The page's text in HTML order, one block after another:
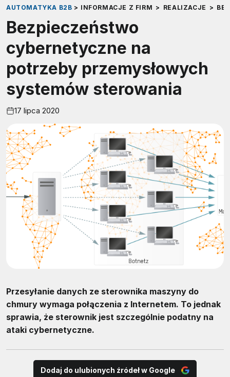
AUTOMATYKA B2B > INFORMACJE Z FIRM > REALIZACJE >
Bezpieczeństwo
cybernetyczne na
potrzeby przemysłowych
systemów sterowania
17 lipca 2020
Przesyłanie danych ze sterownika maszyny do
chmury wymaga połączenia z Internetem. To jednak
sprawia, że sterownik jest szczególnie podatny na
ataki cybernetyczne.
Dodaj do ulubionych źródeł w Google